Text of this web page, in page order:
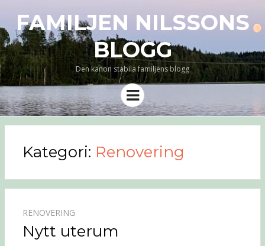
FAMILJEN NILSSONS
BLOGG
Den kanon stabila familjens blogg
Meny
Kategori: Renovering
RENOVERING
Nytt uterum